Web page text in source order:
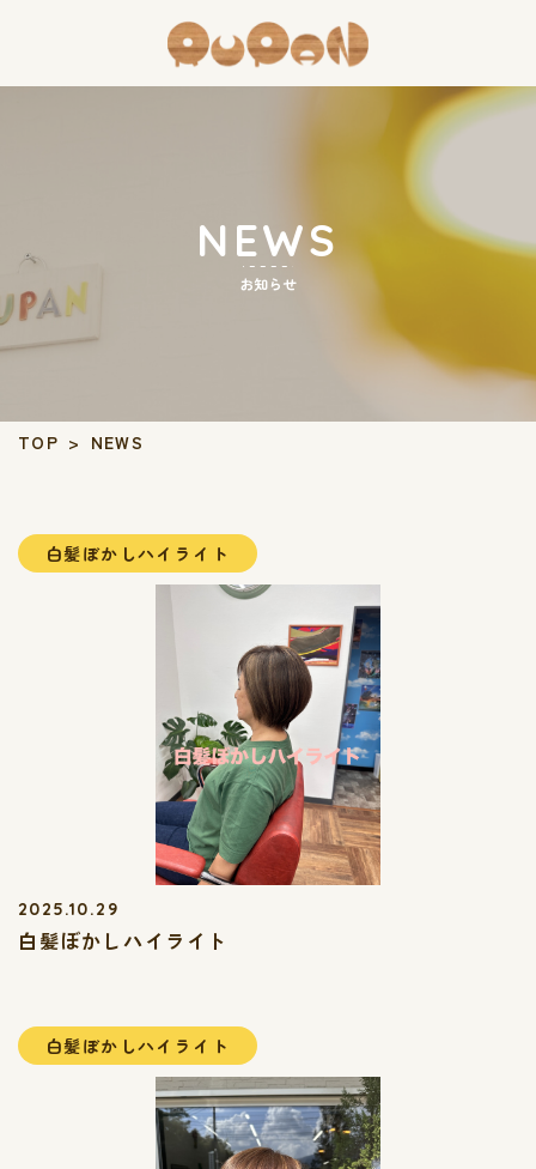
NEWS
お知らせ
TOP > NEWS
白髪ぼかしハイライト
2025.10.29
白髪ぼかしハイライト
白髪ぼかしハイライト